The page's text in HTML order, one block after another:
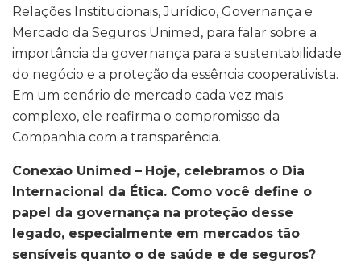
Relações Institucionais, Jurídico, Governança e
Mercado da Seguros Unimed, para falar sobre a
importância da governança para a sustentabilidade
do negócio e a proteção da essência cooperativista.
Em um cenário de mercado cada vez mais
complexo, ele reafirma o compromisso da
Companhia com a transparência.
Conexão Unimed – Hoje, celebramos o Dia
Internacional da Ética. Como você define o
papel da governança na proteção desse
legado, especialmente em mercados tão
sensíveis quanto o de saúde e de seguros?